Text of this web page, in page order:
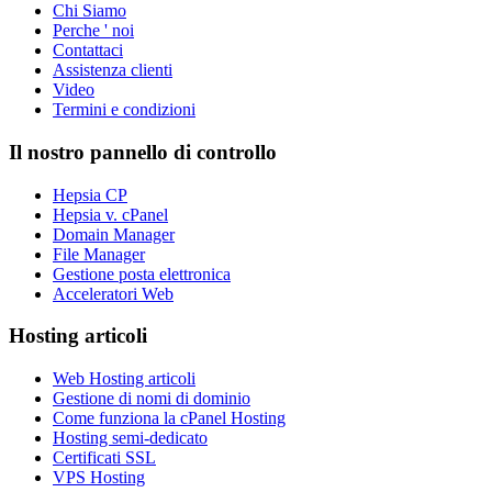
Chi Siamo
Perche ' noi
Contattaci
Assistenza clienti
Video
Termini e condizioni
Il nostro pannello di controllo
Hepsia CP
Hepsia v. cPanel
Domain Manager
File Manager
Gestione posta elettronica
Acceleratori Web
Hosting articoli
Web Hosting articoli
Gestione di nomi di dominio
Come funziona la cPanel Hosting
Hosting semi-dedicato
Certificati SSL
VPS Hosting